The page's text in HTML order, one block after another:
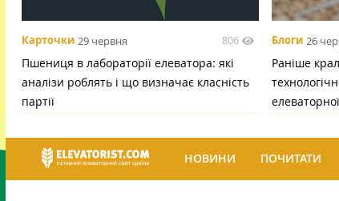
Карточки 29 червня 806
Пшениця в лабораторії елеватора: які
аналізи роблять і що визначає класність
партії
Блоги 26
Раніше
НОВИНИ ПОЧИТАТИ